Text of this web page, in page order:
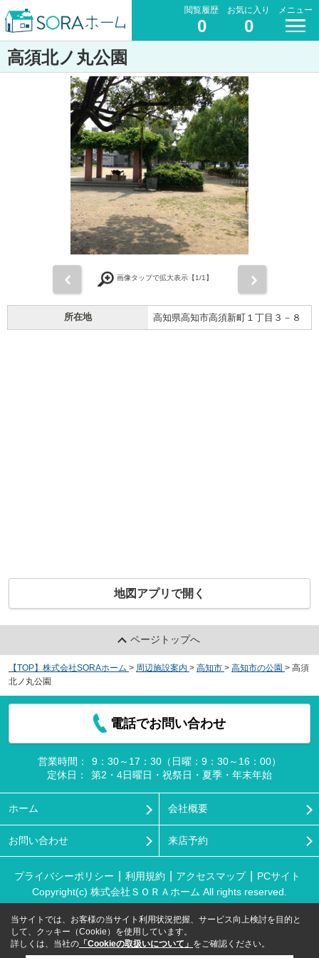
閲覧履歴
0
お気に入り
0
メニュー
高須北ノ丸公園
画像タップで拡大表示【1/1】
所在地 高知県高知市高須新町１丁目３－８
地図アプリで開く
ページトップへ
【TOP】株式会社SORAホーム > 周辺施設案内 > 高知市 > 高知市の公園 > 高須
北ノ丸公園
電話でお問い合わせ
営業時間：
9：30～17：30（日曜：9：30～16：00）
定休日：
第2・4日曜日・祝祭日・夏季・年末年始
ホーム 会社概要
お問い合わせ 来店予約
プライバシーポリシー 利用規約 アクセスマップ
PCサイト
Copyright(c) 株式会社ＳＯＲＡホーム All rights reserved.
当サイトでは、お客様の当サイト利用状況把握、サービス向上検討を目的と
して、クッキー（Cookie）を使用しています。
詳しくは、当社の 「Cookieの取扱いについて」 をご確認ください。